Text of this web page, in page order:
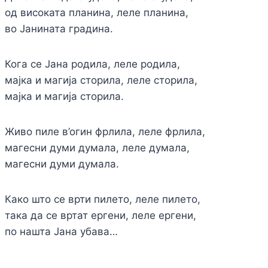
од високата планина, леле планина,
во Јанината градина.
Кога се Јана родила, леле родила,
мајка и магија сторила, леле сторила,
мајка и магија сторила.
Живо пиле в’огин фрлила, леле фрлила,
магесни думи думала, леле думала,
магесни думи думала.
Како што се врти пилето, леле пилето,
така да се вртат ергени, леле ергени,
по нашта Јана убава…